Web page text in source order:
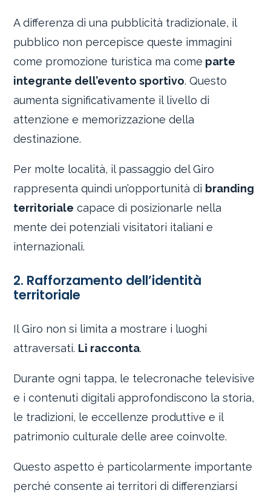
A differenza di una pubblicità tradizionale, il
pubblico non percepisce queste immagini
come promozione turistica ma come parte
integrante dell’evento sportivo. Questo
aumenta significativamente il livello di
attenzione e memorizzazione della
destinazione.
Per molte località, il passaggio del Giro
rappresenta quindi un’opportunità di branding
territoriale capace di posizionarle nella
mente dei potenziali visitatori italiani e
internazionali.
2. Rafforzamento dell’identità
territoriale
Il Giro non si limita a mostrare i luoghi
attraversati. Li racconta.
Durante ogni tappa, le telecronache televisive
e i contenuti digitali approfondiscono la storia,
le tradizioni, le eccellenze produttive e il
patrimonio culturale delle aree coinvolte.
Questo aspetto è particolarmente importante
perché consente ai territori di differenziarsi